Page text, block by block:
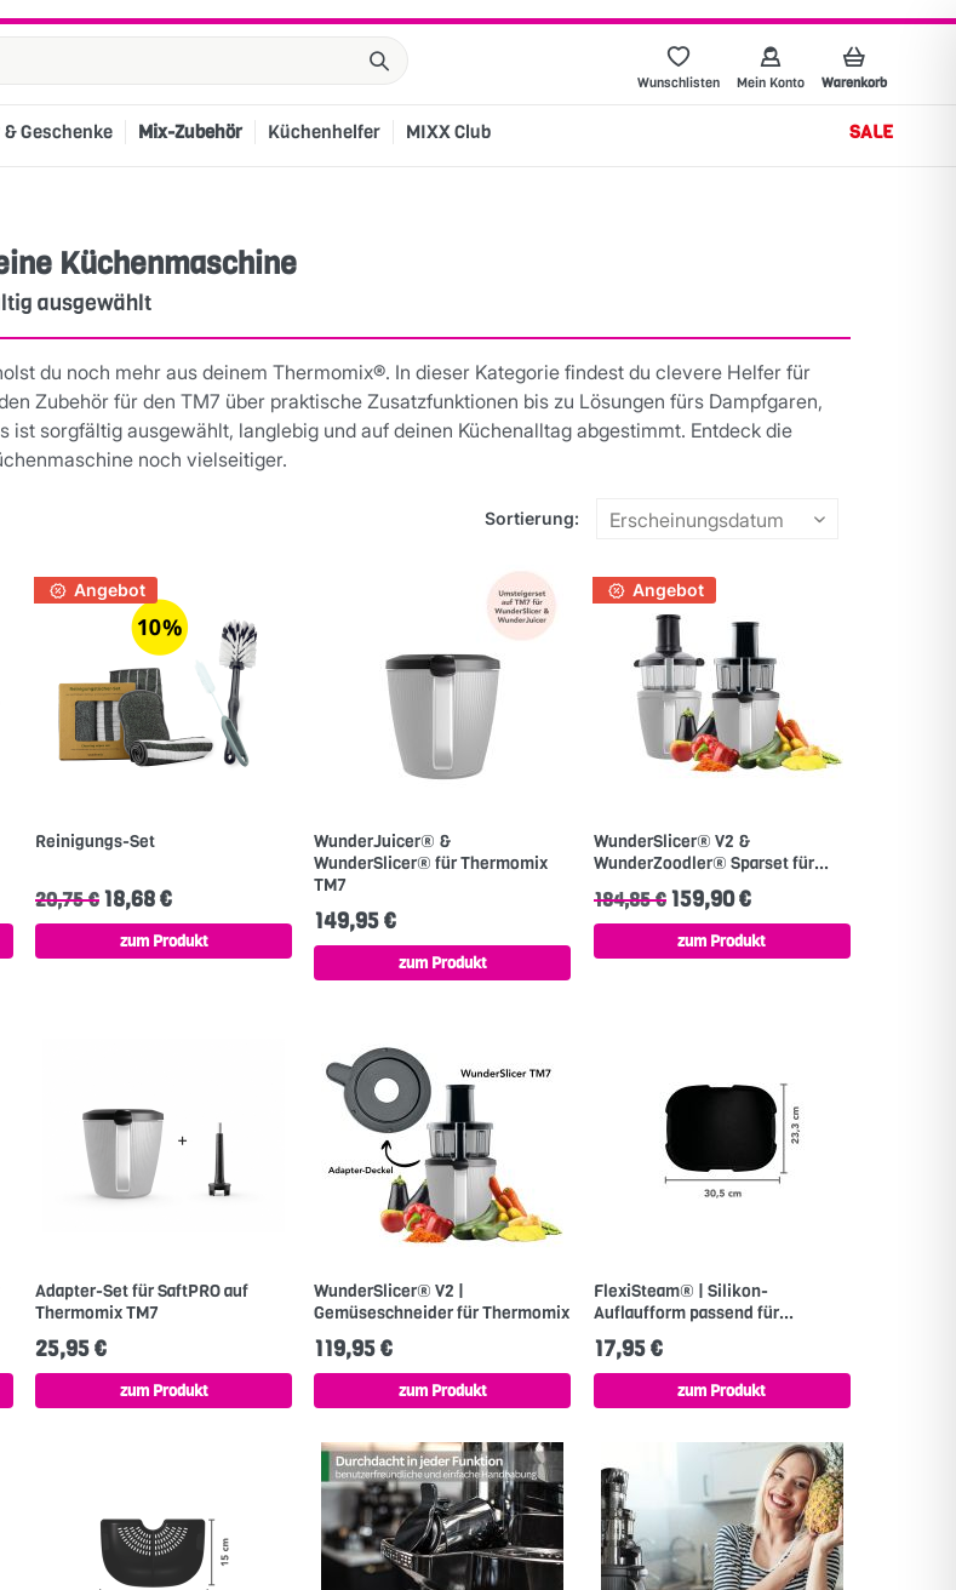
Wunschlisten Mein Konto Warenkorb
Geschenke Mix-Zubehör Küchenhelfer MIXX Club SALE
Küchenmaschine
ausgewählt
du noch mehr aus deinem Thermomix®. In dieser Kategorie findest du clevere Helfer für
Zubehör für den TM7 über praktische Zusatzfunktionen bis zu Lösungen fürs Dampfgaren,
ist sorgfältig ausgewählt, langlebig und auf deinen Küchenalltag abgestimmt. Entdeck die
noch vielseitiger.
Sortierung:
Angebot
Reinigungs-Set
20,75 €18,68 €
zum Produkt
WunderJuicer® &
WunderSlicer® für Thermomix
TM7
149,95 €
zum Produkt
Angebot
WunderSlicer® V2 &
WunderZoodler® Sparset für...
184,85 €159,90 €
zum Produkt
Adapter-Set für SaftPRO auf
Thermomix TM7
25,95 €
zum Produkt
WunderSlicer® V2 |
Gemüseschneider für Thermomix
119,95 €
zum Produkt
FlexiSteam® | Silikon-
Auflaufform passend für...
17,95 €
zum Produkt